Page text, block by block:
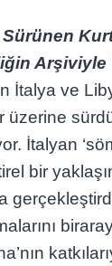
Sürünen
Arşiviyle
İtalya ve
üzerine
İtalyan
bir